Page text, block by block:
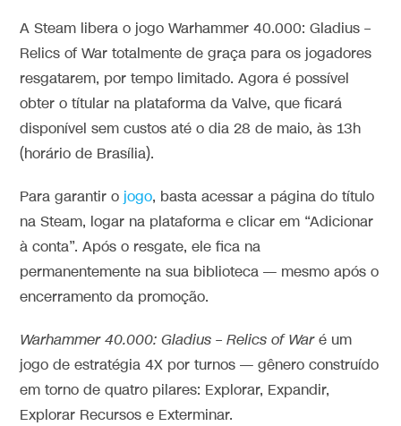
A Steam libera o jogo Warhammer 40.000: Gladius –
Relics of War totalmente de graça para os jogadores
resgatarem, por tempo limitado. Agora é possível
obter o títular na plataforma da Valve, que ficará
disponível sem custos até o dia 28 de maio, às 13h
(horário de Brasília).
Para garantir o jogo, basta acessar a página do título
na Steam, logar na plataforma e clicar em “Adicionar
à conta”. Após o resgate, ele fica na
permanentemente na sua biblioteca — mesmo após o
encerramento da promoção.
Warhammer 40.000: Gladius – Relics of Waré um
jogo de estratégia 4X por turnos — gênero construído
em torno de quatro pilares: Explorar, Expandir,
Explorar Recursos e Exterminar.